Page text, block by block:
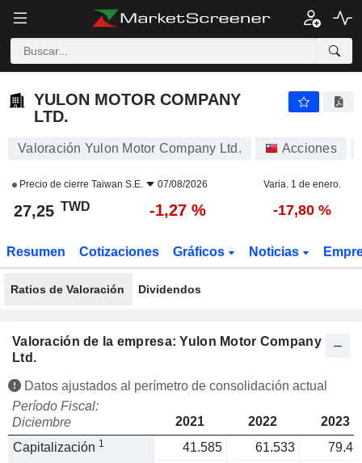
YULON MOTOR COMPANY
LTD.
Valoración Yulon Motor Company Ltd. Acciones
Precio de cierre Taiwan S.E. 07/08/2026 Varia. 1 de enero.
27,25 TWD -1,27 % -17,80 %
Resumen Cotizaciones Gráficos Noticias
Ratios de Valoración Dividendos
Valoración de la empresa: Yulon Motor Company
Ltd.
Datos ajustados al perímetro de consolidación actual
Período Fiscal:
Diciembre
2021 2022
2023
Capitalización 1 41.585 61.533